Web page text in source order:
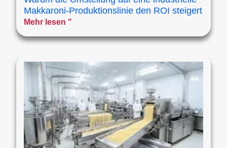
Makkaroni-Produktionslinie den ROI steigert
Mehr lesen "